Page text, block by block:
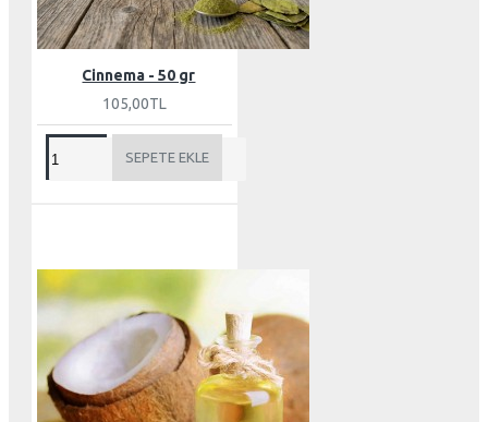
Cinnema - 50 gr
105,00TL
SEPETE EKLE